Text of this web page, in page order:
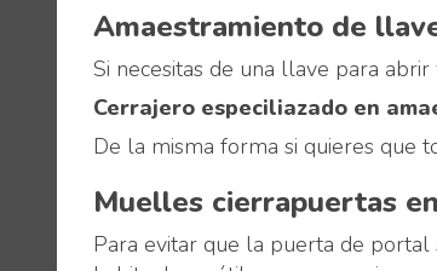
Amaestramiento de
Si necesitas de una llave para
Cerrajero especiliazado en
De la misma forma si quieres que
Muelles cierrapuertas
Para evitar que la puerta de portal